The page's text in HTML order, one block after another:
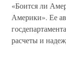
«Боится ли
Америки». Ее
расчеты и